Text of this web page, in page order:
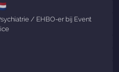
/ EHBO-er bij Event